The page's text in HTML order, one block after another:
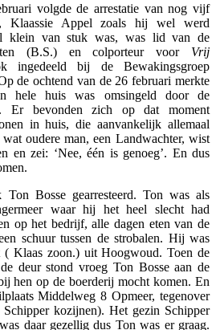
volgde de arrestatie van nog vijf
Klaassie Appel zoals hij wel werd
klein van stuk was, was lid van de
(B.S.) en colporteur voor Vrij
bij de Bewakingsgroep
de ochtend van de 26 februari merkte
hele huis was omsingeld door de
Er bevonden zich op dat moment
in huis, die aanvankelijk allemaal
oudere man, een Landwachter, wist
en zei: ‘Nee, één is genoeg’. En dus
Bosse gearresteerd. Ton was als
waar hij het heel slecht had
op het bedrijf, alle dagen eten van de
schuur tussen de strobalen. Hij was
( Klaas zoon.) uit Hoogwoud. Toen de
deur stond vroeg Ton Bosse aan de
hen op de boerderij mocht komen. En
Middelweg 8 Opmeer, tegenover
kozijnen). Het gezin Schipper
daar gezellig dus Ton was er graag.